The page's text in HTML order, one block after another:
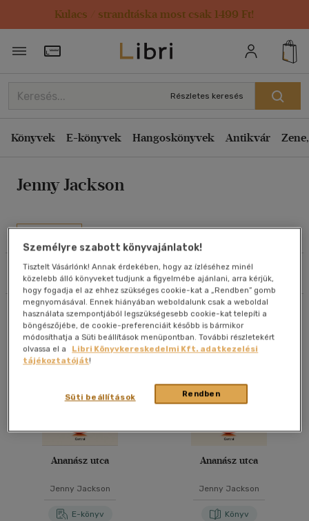
Kulacs / strandtáska most csak 1499 Ft!
Törzsvásárlói Kártya adatai
Részletes keresés
Könyvek E-könyvek Hangoskönyvek Antikvár
Jenny Jackson
Szűrés Rendezés
Rendezés
Kiadás éve szerint csökkenő
Ár szerint csökkenő
Eladott darabszám szerint csökkenő
Cím szerint A-Z
Szerző szerint A-Z
Megjelenítés
20 db / oldal
40 db / oldal
Alkalmaz
Összesen3db
Ananász utca
Jenny Jackson
E-könyv
Ananász utca
Jenny Jackson
Könyv
Személyre szabott könyvajánlatok!
Tisztelt Vásárlónk! Annak érdekében, hogy az ízléséhez minél
közelebb álló könyveket tudjunk a figyelmébe ajánlani, arra kérjük,
hogy fogadja el az ehhez szükséges cookie-kat a „Rendben” gomb
megnyomásával. Ennek hiányában weboldalunk csak a weboldal
használata szempontjából legszükségesebb cookie-kat telepíti a
böngészőjébe, de cookie-preferenciáit később is bármikor
módosíthatja a Süti beállítások menüpontban. További részletekért
olvassa el a
Libri Könyvkereskedelmi Kft. adatkezelési
tájékoztatóját!
Rendben
Süti beállítások